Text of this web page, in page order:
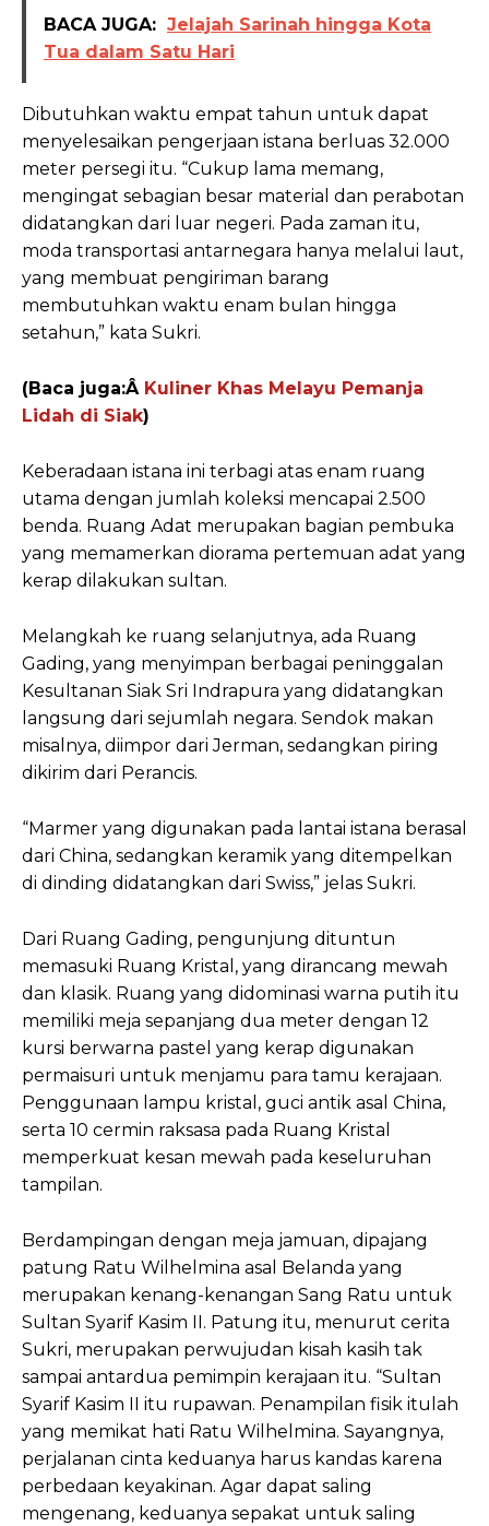
BACA JUGA: Jelajah Sarinah hingga Kota
Tua dalam Satu Hari
Dibutuhkan waktu empat tahun untuk dapat
menyelesaikan pengerjaan istana berluas 32.000
meter persegi itu. “Cukup lama memang,
mengingat sebagian besar material dan perabotan
didatangkan dari luar negeri. Pada zaman itu,
moda transportasi antarnegara hanya melalui laut,
yang membuat pengiriman barang
membutuhkan waktu enam bulan hingga
setahun,” kata Sukri.
(Baca juga:Â Kuliner Khas Melayu Pemanja
Lidah di Siak)
Keberadaan istana ini terbagi atas enam ruang
utama dengan jumlah koleksi mencapai 2.500
benda. Ruang Adat merupakan bagian pembuka
yang memamerkan diorama pertemuan adat yang
kerap dilakukan sultan.
Melangkah ke ruang selanjutnya, ada Ruang
Gading, yang menyimpan berbagai peninggalan
Kesultanan Siak Sri Indrapura yang didatangkan
langsung dari sejumlah negara. Sendok makan
misalnya, diimpor dari Jerman, sedangkan piring
dikirim dari Perancis.
“Marmer yang digunakan pada lantai istana berasal
dari China, sedangkan keramik yang ditempelkan
di dinding didatangkan dari Swiss,” jelas Sukri.
Dari Ruang Gading, pengunjung dituntun
memasuki Ruang Kristal, yang dirancang mewah
dan klasik. Ruang yang didominasi warna putih itu
memiliki meja sepanjang dua meter dengan 12
kursi berwarna pastel yang kerap digunakan
permaisuri untuk menjamu para tamu kerajaan.
Penggunaan lampu kristal, guci antik asal China,
serta 10 cermin raksasa pada Ruang Kristal
memperkuat kesan mewah pada keseluruhan
tampilan.
Berdampingan dengan meja jamuan, dipajang
patung Ratu Wilhelmina asal Belanda yang
merupakan kenang-kenangan Sang Ratu untuk
Sultan Syarif Kasim II. Patung itu, menurut cerita
Sukri, merupakan perwujudan kisah kasih tak
sampai antardua pemimpin kerajaan itu. “Sultan
Syarif Kasim II itu rupawan. Penampilan fisik itulah
yang memikat hati Ratu Wilhelmina. Sayangnya,
perjalanan cinta keduanya harus kandas karena
perbedaan keyakinan. Agar dapat saling
mengenang, keduanya sepakat untuk saling